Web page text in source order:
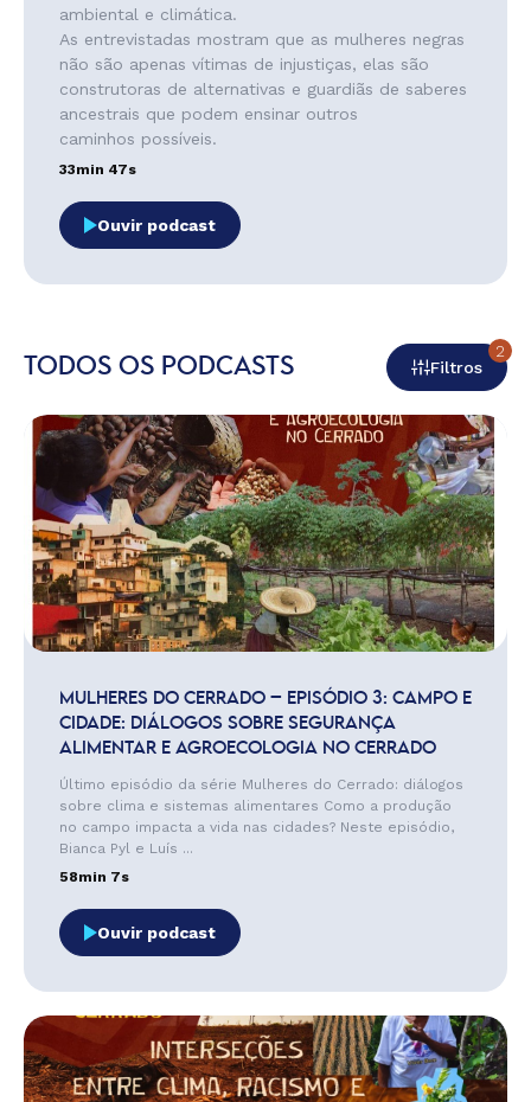
ambiental e climática.
As entrevistadas mostram que as mulheres negras
não são apenas vítimas de injustiças, elas são
construtoras de alternativas e guardiãs de saberes
ancestrais que podem ensinar outros
caminhos possíveis.
33min 47s
Ouvir podcast
TODOS OS PODCASTS Filtros
2
MULHERES DO CERRADO – EPISÓDIO 3: CAMPO E
CIDADE: DIÁLOGOS SOBRE SEGURANÇA
ALIMENTAR E AGROECOLOGIA NO CERRADO
Último episódio da série Mulheres do Cerrado: diálogos
sobre clima e sistemas alimentares Como a produção
no campo impacta a vida nas cidades? Neste episódio,
Bianca Pyl e Luís ...
58min 7s
Ouvir podcast